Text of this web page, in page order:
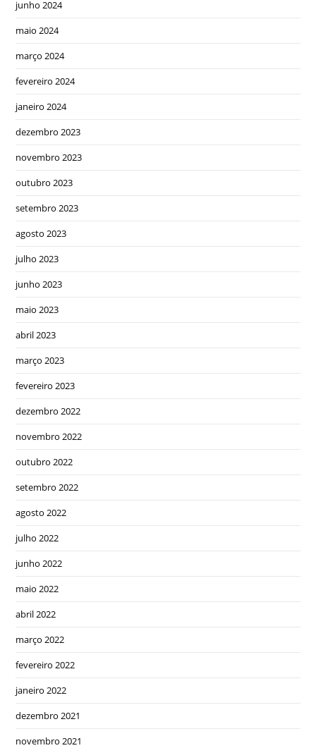
junho 2024
maio 2024
março 2024
fevereiro 2024
janeiro 2024
dezembro 2023
novembro 2023
outubro 2023
setembro 2023
agosto 2023
julho 2023
junho 2023
maio 2023
abril 2023
março 2023
fevereiro 2023
dezembro 2022
novembro 2022
outubro 2022
setembro 2022
agosto 2022
julho 2022
junho 2022
maio 2022
abril 2022
março 2022
fevereiro 2022
janeiro 2022
dezembro 2021
novembro 2021